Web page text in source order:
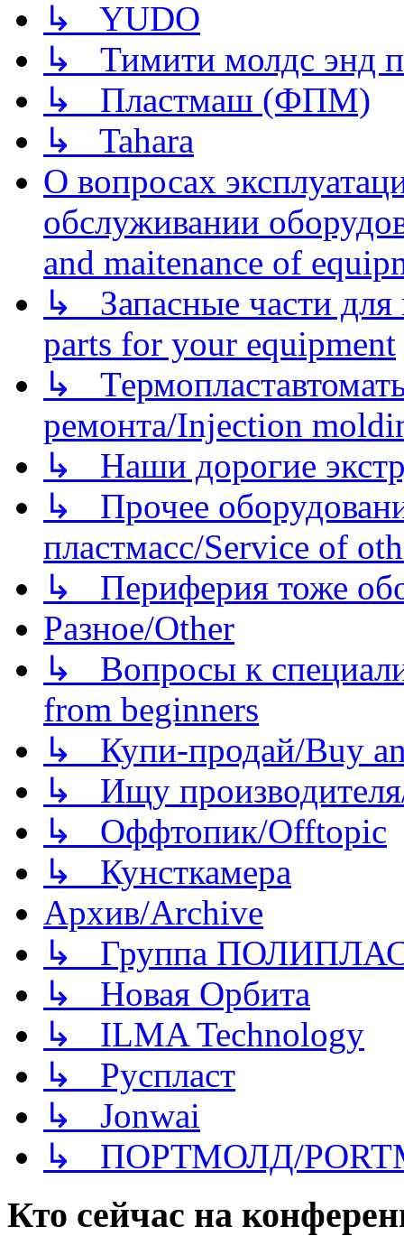
↳ YUDO
↳ Тимити молдс энд
↳ Пластмаш (ФПМ)
↳ Tahara
О вопросах
обслуживании
and maitenance of
↳ Запасные части для
parts for your equipment
↳
ремонта/Injection
↳ Наши дорогие
↳ Прочее
пластмасс/Service of
↳ Периферия тоже
Разное/Other
↳ Вопросы к
from beginners
↳ Купи-продай/Buy
↳ Ищу
↳ Оффтопик/Offtopic
↳ Кунсткамера
Архив/Archive
↳ Группа
↳ Новая Орбита
↳ ILMA Technology
↳ Руспласт
↳ Jonwai
↳ ПОРТМОЛД/
Кто сейчас на